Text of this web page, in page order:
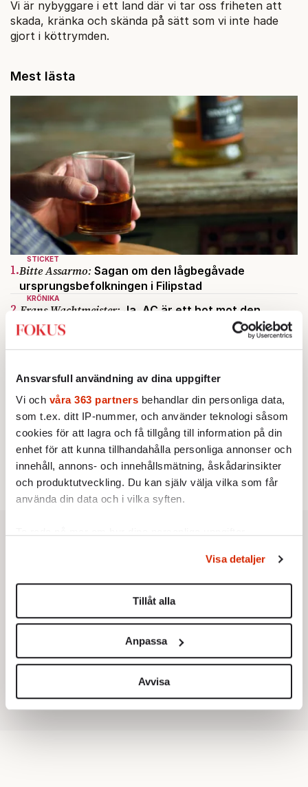
Ansvarsfull användning av dina uppgifter
Vi och våra 363 partners behandlar din personliga data,
som t.ex. ditt IP-nummer, och använder teknologi såsom
cookies för att lagra och få tillgång till information på din
enhet för att kunna tillhandahålla personliga annonser och
innehåll, annons- och innehållsmätning, åskådarinsikter
och produktutveckling. Du kan själv välja vilka som får
använda din data och i vilka syften.
Du kan ändra eller dra tillbaka ditt samtycke när som
helst från cookie-förklaringen.
Vi använder enhetsidentifierare för att anpassa innehållet
för sociala medier och analysera vår trafik. Vi
vidarebefordrar även sådana identifierare och annan
information från din enhet till de sociala medier och
annons- och analysföretag som vi samarbetar med.
Dessa kan i sin tur kombinera informationen med annan
Visa detaljer
Tillåt alla
Anpassa
Avvisa
Vi är nybyggare i ett land där vi tar oss friheten att
skada, kränka och skända på sätt som vi inte hade
gjort i köttrymden.
Mest lästa
STICKET
1.Bitte Assarmo: Sagan om den lågbegåvade
ursprungsbefolkningen i Filipstad
KRÖNIKA
2. Frans Wachtmeister: Ja, AC är ett hot mot den
franska civilisationen
BOKRECENSION
3.Den röda tråden som brast
4.Sakine Madon:Efter islamistdådet oroar sig
vänstern för Agnes Wold
5.Nina Lekander:På ”Kommunisthögskolan” drömde
alla om att vara arbetarklass
STICKET
6.Dan Korn:Quisling, quislingar och sten i glashus